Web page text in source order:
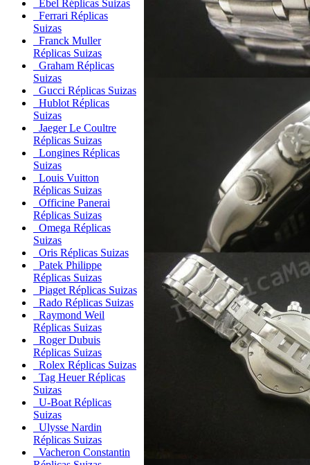
Ebel Réplicas Suizas
Ferrari Réplicas
Suizas
Franck Muller
Réplicas Suizas
Graham Réplicas
Suizas
Gucci Réplicas Suizas
Hublot Réplicas
Suizas
Jaeger Le Coultre
Réplicas Suizas
Longines Réplicas
Suizas
Louis Vuitton
Réplicas Suizas
Officine Panerai
Réplicas Suizas
Omega Réplicas
Suizas
Oris Réplicas Suizas
Patek Philippe
Réplicas Suizas
Piaget Réplicas Suizas
Rado Réplicas Suizas
Raymond Weil
Réplicas Suizas
Roger Dubuis
Réplicas Suizas
Rolex Réplicas Suizas
Tag Heuer Réplicas
Suizas
U-Boat Réplicas
Suizas
Ulysse Nardin
Réplicas Suizas
Vacheron Constantin